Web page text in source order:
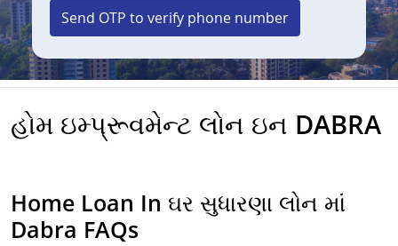
Send OTP to verify phone number
હોમ ઇમ્પ્રૂવમેન્ટ લોન ઇન DABRA
Home Loan In ઘર સુધારણા લોન માં
Dabra FAQs